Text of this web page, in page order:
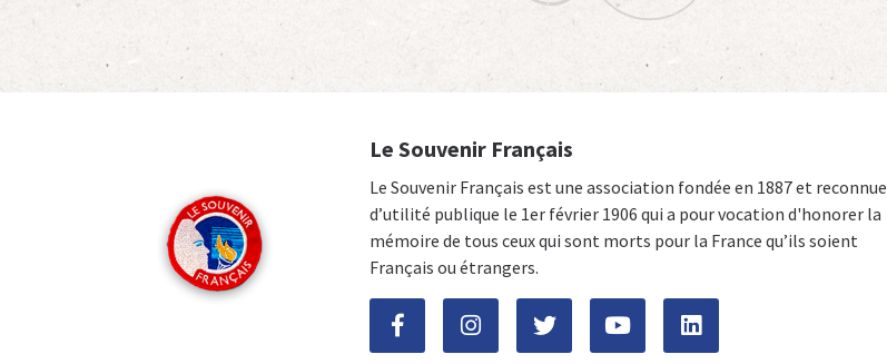
Le Souvenir Français
Le Souvenir Français est une association fondée en 1887 et reconnue
d’utilité publique le 1er février 1906 qui a pour vocation d'honorer la
mémoire de tous ceux qui sont morts pour la France qu’ils soient
Français ou étrangers.